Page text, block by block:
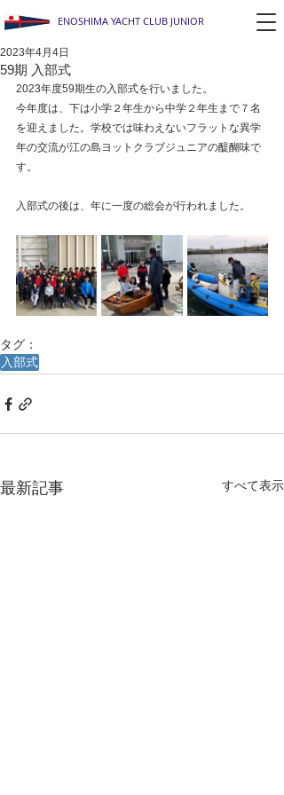
ENOSHIMA YACHT CLUB JUNIOR
59期 入部式
2023年4月4日
2023年度59期生の入部式を行いました。
今年度は、下は小学２年生から中学２年生まで７名
を迎えました。学校では味わえないフラットな異学
年の交流が江の島ヨットクラブジュニアの醍醐味で
す。
入部式の後は、年に一度の総会が行われました。
タグ：
入部式
最新記事 すべて表示